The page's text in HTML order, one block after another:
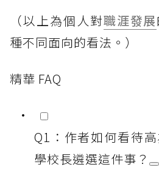
（以上為個人對職涯發展
種不同面向的看法。）
精華 FAQ
Q1：作者如何看待
學校長遴選這件事？